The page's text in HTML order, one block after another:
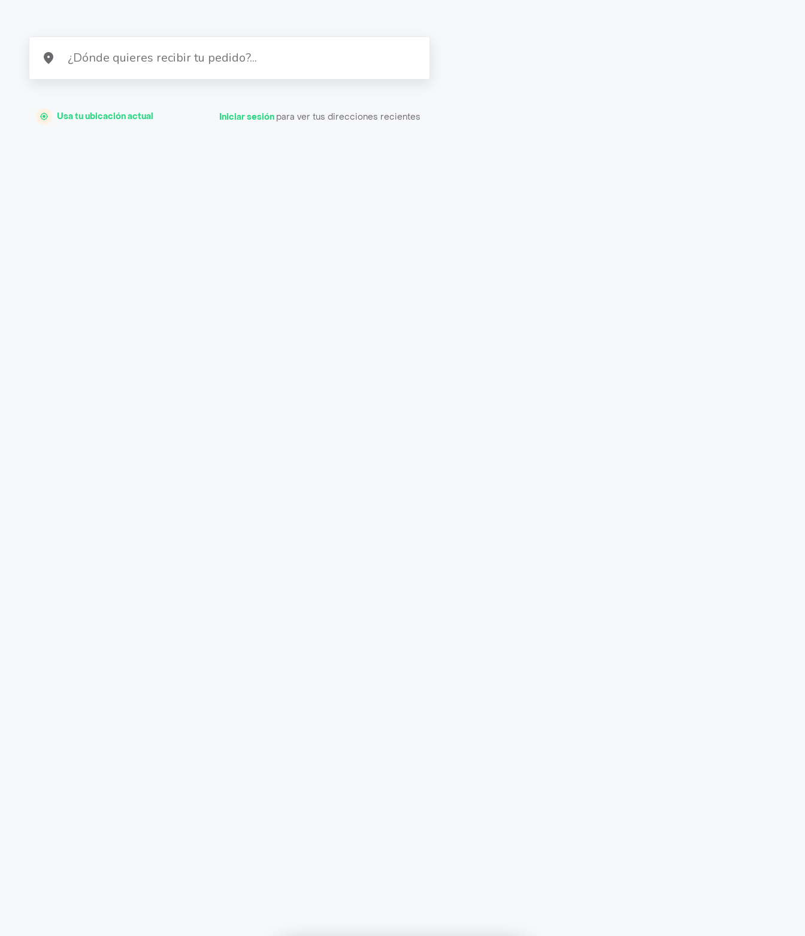
Usa tu ubicación actual Iniciar sesión para ver tus direcciones recientes